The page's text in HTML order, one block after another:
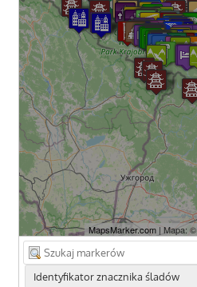
MapsMarker.com| Mapa: ©